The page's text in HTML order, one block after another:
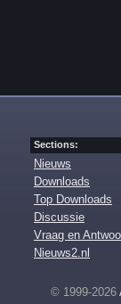
Sections:
Nieuws
Downloads
Top Downloads
Discussie
Vraag en
Nieuws2.nl
© 1999-2026